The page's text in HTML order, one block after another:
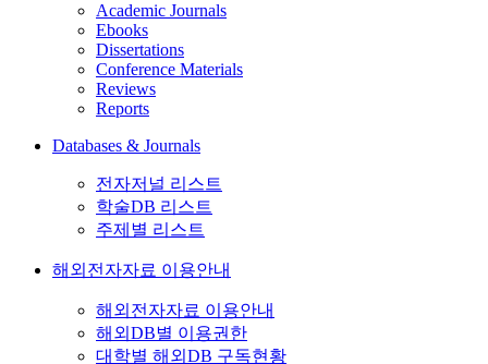
Academic Journals
Ebooks
Dissertations
Conference Materials
Reviews
Reports
Databases & Journals
전자저널 리스트
학술DB 리스트
주제별 리스트
해외전자자료 이용안내
해외전자자료 이용안내
해외DB별 이용권한
대학별 해외DB 구독현황